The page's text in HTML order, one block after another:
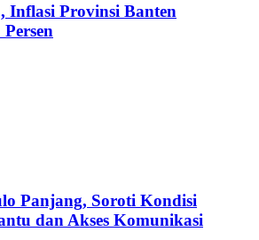
Inflasi Provinsi Banten
Panjang, Soroti Kondisi
dan Akses Komunikasi